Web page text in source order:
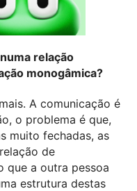
relação
monogâmica?
A comunicação é
o problema é que,
muito fechadas, as
de
que a outra pessoa
estrutura destas